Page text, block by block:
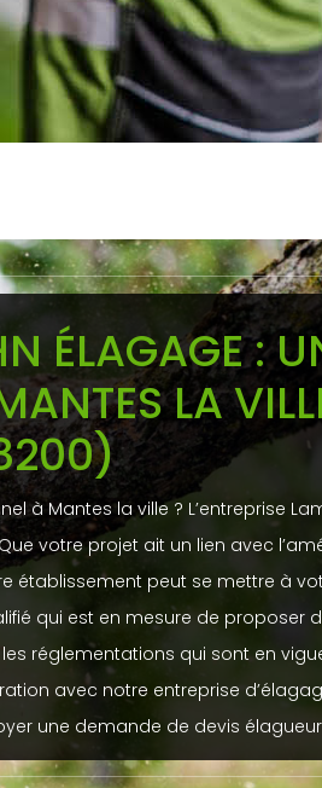
ÉLAGAGE :
LA
à Mantes la ville ? L’entreprise
votre projet ait un lien avec
établissement peut se mettre à
qui est en mesure de proposer
réglementations qui sont en
avec notre entreprise
une demande de devis élagueur